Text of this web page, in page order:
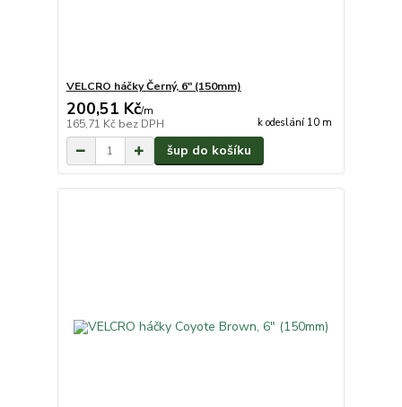
VELCRO háčky Černý, 6" (150mm)
200,51 Kč/m
165,71 Kč bez DPH k odeslání 10 m
šup do košíku